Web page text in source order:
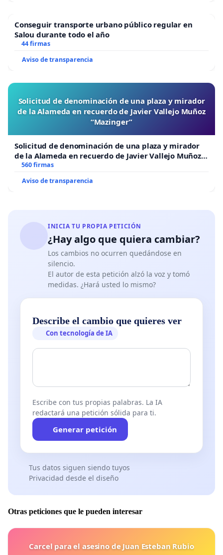
Conseguir transporte urbano público regular en
Salou durante todo el año
44 firmas
Aviso de transparencia
Solicitud de denominación de una plaza y mirador
de la Alameda en recuerdo de Javier Vallejo Muñoz
“Mazinger”
Solicitud de denominación de una plaza y mirador
de la Alameda en recuerdo de Javier Vallejo Muñoz
“Mazinger”
560 firmas
Aviso de transparencia
INICIA TU PROPIA PETICIÓN
¿Hay algo que quiera cambiar?
Los cambios no ocurren quedándose en
silencio.
El autor de esta petición alzó la voz y tomó
medidas. ¿Hará usted lo mismo?
Describe el cambio que quieres ver
Con tecnología de IA
Escribe con tus propias palabras. La IA
redactará una petición sólida para ti.
Generar petición
Tus datos siguen siendo tuyos
Privacidad desde el diseño
Otras peticiones que le pueden interesar
Carcel para el asesino de Juan Esteban Rubio